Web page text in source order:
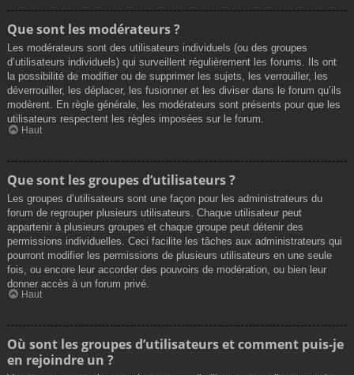
Que sont les modérateurs ?
Les modérateurs sont des utilisateurs individuels (ou des groupes
d’utilisateurs individuels) qui surveillent régulièrement les forums. Ils ont
la possibilité de modifier ou de supprimer les sujets, les verrouiller, les
déverrouiller, les déplacer, les fusionner et les diviser dans le forum qu’ils
modèrent. En règle générale, les modérateurs sont présents pour que les
utilisateurs respectent les règles imposées sur le forum.
Haut
Que sont les groupes d’utilisateurs ?
Les groupes d’utilisateurs sont une façon pour les administrateurs du
forum de regrouper plusieurs utilisateurs. Chaque utilisateur peut
appartenir à plusieurs groupes et chaque groupe peut détenir des
permissions individuelles. Ceci facilite les tâches aux administrateurs qui
pourront modifier les permissions de plusieurs utilisateurs en une seule
fois, ou encore leur accorder des pouvoirs de modération, ou bien leur
donner accès à un forum privé.
Haut
Où sont les groupes d’utilisateurs et comment puis-je
en rejoindre un ?